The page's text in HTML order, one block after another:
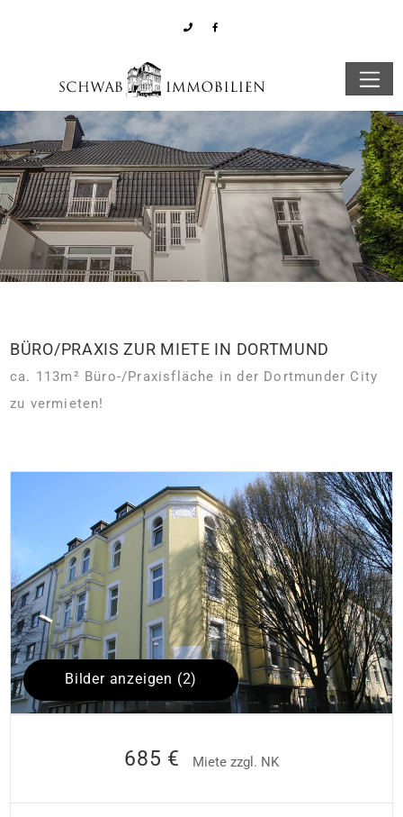
BÜRO/PRAXIS ZUR MIETE IN DORTMUND
ca. 113m² Büro-/Praxisfläche in der Dortmunder City
zu vermieten!
Bilder anzeigen (2)
685 € Miete zzgl. NK